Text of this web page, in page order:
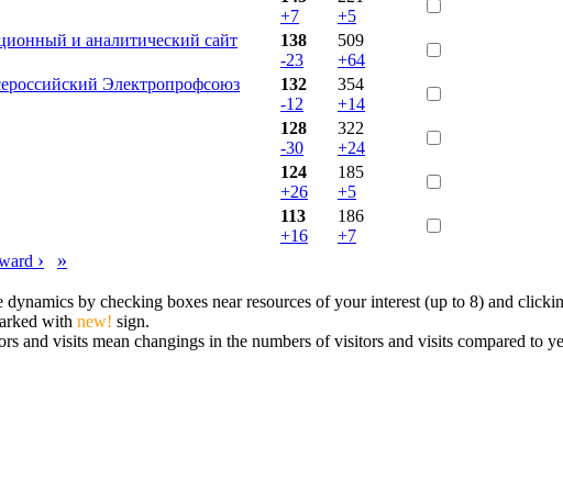
+7
+5
и аналитический сайт
138
-23
509
+64
Электропрофсоюз
132
-12
354
+14
128
-30
322
+24
124
+26
185
+5
113
+16
186
+7
› »
dynamics by checking boxes near resources of your interest (up to 8) and
with new! sign.
and visits mean changings in the numbers of visitors and visits compared to